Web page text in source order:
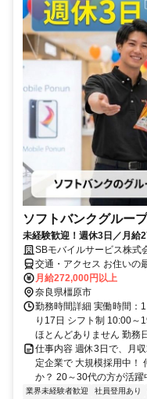
ソフトバンクグルー
未経験歓迎！週休3日／月給
SBモバイルサービス株式
交通・アクセス お住いの
月給272,000円以上
奈良県橿原市
勤務時間詳細 実働時間：
り17日 シフト制 10:00～
ほとんどありません 勤務
仕事内容 週休3日で、月
定企業で 大規模採用中！
か？ 20～30代の方が活躍
業界未経験者歓迎 社員登用あり